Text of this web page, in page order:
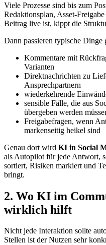
Viele Prozesse sind bis zum
Redaktionsplan, Asset-
Beitrag live ist, kippt die
Dann passieren typische Dinge
Kommentare mit
Varianten
Direktnachrichten zu
Ansprechpartnern
wiederkehrende
sensible Fälle, die aus
übergeben werden
Freigabefragen, wenn
markenseitig heikel sind
Genau dort wird KI in Social
als Autopilot für jede Antwort,
sortiert, Risiken markiert und
bringt.
2. Wo KI im
wirklich hilft
Nicht jede Interaktion sollte
Stellen ist der Nutzen sehr